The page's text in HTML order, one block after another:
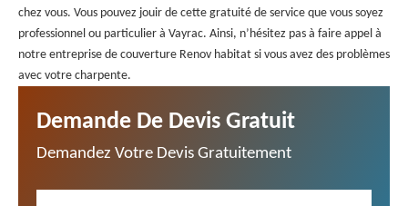
chez vous. Vous pouvez jouir de cette gratuité de service que vous soyez
professionnel ou particulier à Vayrac. Ainsi, n’hésitez pas à faire appel à
notre entreprise de couverture Renov habitat si vous avez des problèmes
avec votre charpente.
Demande De Devis Gratuit
Demandez Votre Devis Gratuitement